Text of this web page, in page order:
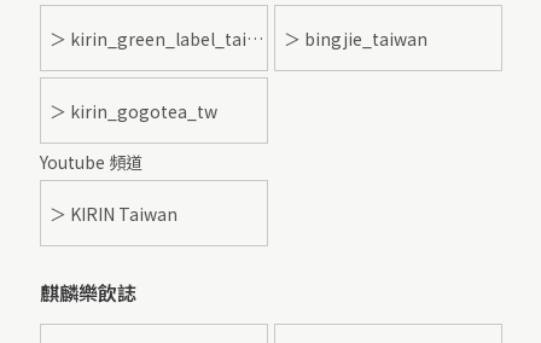
＞ kirin_green_label_taiwan ＞ bingjie_taiwan
＞ kirin_gogotea_tw
Youtube 頻道
＞ KIRIN Taiwan
麒麟樂飲誌